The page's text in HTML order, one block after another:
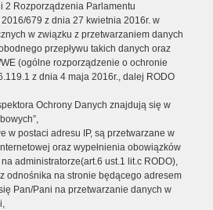
2 Rozporządzenia Parlamentu
679 z dnia 27 kwietnia 2016r. w
w związku z przetwarzaniem danych
przepływu takich danych oraz
(ogólne rozporządzenie o ochronie
z dnia 4 maja 2016r., dalej RODO
Ochrony Danych znajdują się w
w postaci adresu IP, są przetwarzane w
oraz wypełnienia obowiązków
administratorze(art.6 ust.1 lit.c RODO),
odnośnika na stronie będącego adresem
Pan/Pani na przetwarzanie danych w